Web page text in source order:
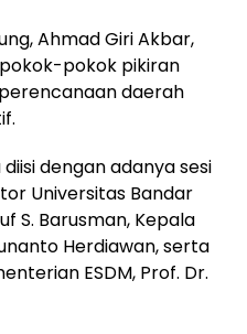
Ahmad Giri Akbar,
pokok pikiran
daerah
dengan adanya sesi
Universitas Bandar
S. Barusman, Kepala
Herdiawan, serta
ESDM, Prof. Dr.